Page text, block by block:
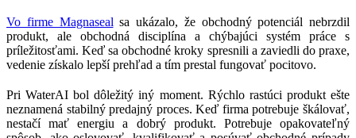
Vo firme Magnaseal sa ukázalo, že obchodný potenciál nebrzdil
produkt, ale obchodná disciplína a chýbajúci systém práce s
príležitosťami. Keď sa obchodné kroky spresnili a zaviedli do praxe,
vedenie získalo lepší prehľad a tím prestal fungovať pocitovo.
Pri WaterAI bol dôležitý iný moment. Rýchlo rastúci produkt ešte
neznamená stabilný predajný proces. Keď firma potrebuje škálovať,
nestačí mať energiu a dobrý produkt. Potrebuje opakovateľný